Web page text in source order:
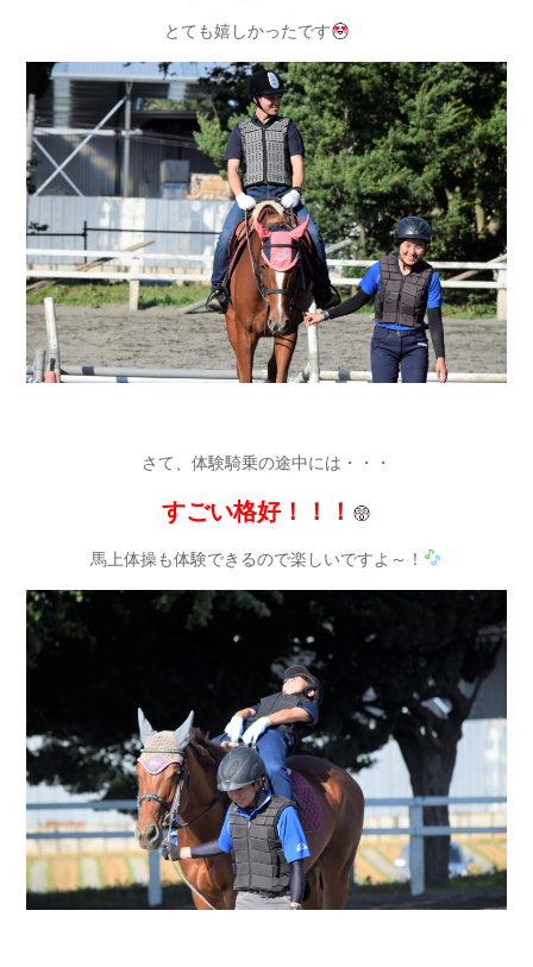
とても嬉しかったです
さて、体験騎乗の途中には・・・
すごい格好！！！
馬上体操も体験できるので楽しいですよ～！